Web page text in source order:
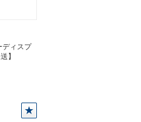
ディスプ
】